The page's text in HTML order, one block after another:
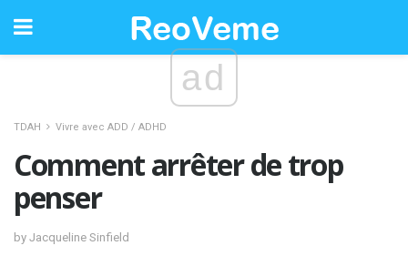
ad
TDAH Vivre avec ADD / ADHD
Comment arrêter de trop
penser
by Jacqueline Sinfield